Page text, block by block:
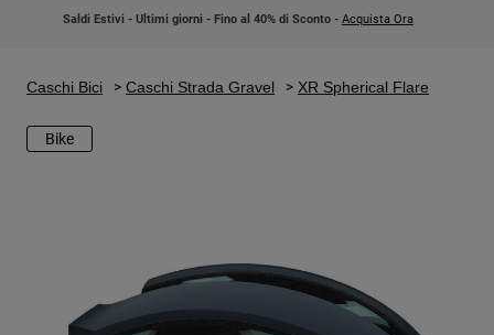
Nuovi arrivi
Caschi Motocross Bambino
Esplora Moto
Aperti / Jet
Motocross
Nuovi arrivi
Lifestyle
Strada e Gravel
Saldi Estivi - Ultimi giorni - Fino al 40% di Sconto - Acquista Ora
Caschi Bici Caschi Strada Gravel XR Spherical Flare
Bike